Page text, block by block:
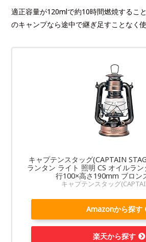
適正容量が120mlで約10時間燃焼するこ
のキャンプなら途中で継ぎ足すことなく
キャプテンスタッグ(CAPTAIN
ランタン ライト 照明 CS オイルラ
行100×高さ190mm ブロン
キャプテンスタッグ
Amazonから探す
楽天から探す